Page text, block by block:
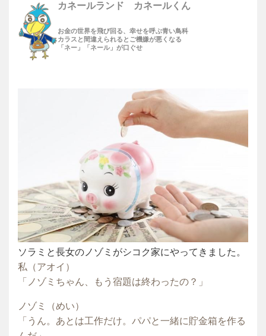
カネールランド カネールくん
お金の世界を飛び回る、幸せを呼ぶ青い鳥科
カラスと間違えられるとご機嫌が悪くなる
「ネー」「ネール」が口ぐせ
ソラミと長女のノゾミがシコク家にやってきました。
私（アオイ）
「ノゾミちゃん、もう宿題は終わったの？」
ノゾミ（めい）
「うん。あとは工作だけ。パパと一緒に貯金箱を作る